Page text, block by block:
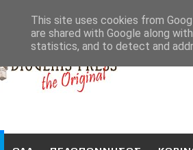
This site uses cookies from
are shared with Google along
statistics, and to detect and